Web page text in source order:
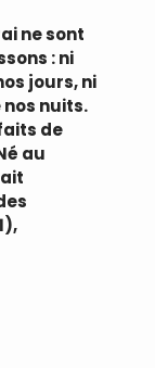
ne sont
: ni
jours, ni
nuits.
de
au